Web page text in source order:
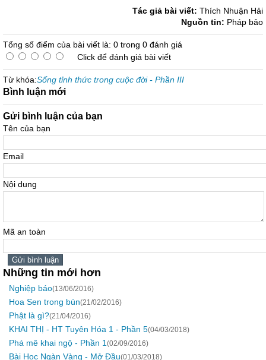
Tác giả bài viết: Thích Nhuận Hải
Nguồn tin: Pháp bảo
Tổng số điểm của bài viết là: 0 trong 0 đánh giá
Click để đánh giá bài viết
Từ khóa:Sống tỉnh thức trong cuộc đời - Phần III
Bình luận mới
Gửi bình luận của bạn
Tên của bạn
Email
Nội dung
Mã an toàn
Những tin mới hơn
Nghiệp báo(13/06/2016)
Hoa Sen trong bùn(21/02/2016)
Phật là gì?(21/04/2016)
KHAI THỊ - HT Tuyên Hóa 1 - Phần 5(04/03/2018)
Phá mê khai ngộ - Phần 1 (02/09/2016)
Bài Học Ngàn Vàng - Mở Đầu(01/03/2018)